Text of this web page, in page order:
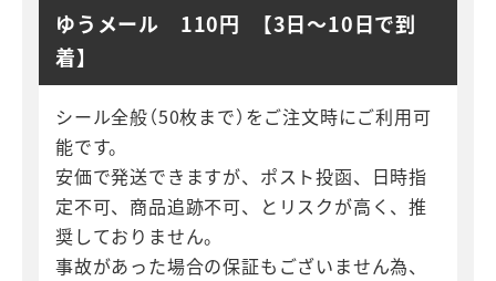
ゆうメール 110円 【3日～10日で到
着】
シール全般（50枚まで）をご注文時にご利用可
能です。
安価で発送できますが、ポスト投函、日時指
定不可、商品追跡不可、とリスクが高く、推
奨しておりません。
事故があった場合の保証もございません為、